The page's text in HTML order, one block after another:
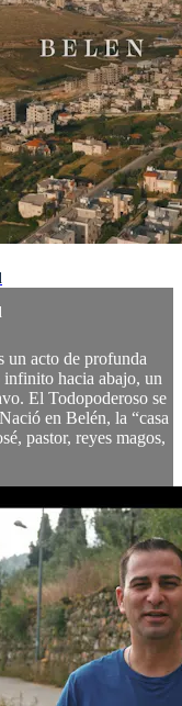
un acto de profunda
hacia abajo, un
El Todopoderoso se
en Belén, la “casa
pastor, reyes magos,